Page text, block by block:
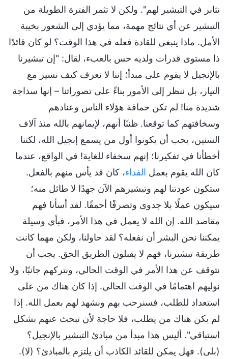
نثابر في التبشير لهم". ولكن لا تثمر الفترة الطويلة من
التبشير عن أي نتائج مهمة، مما يؤدي إلى الشعور بخيبة
الأمل. ماذا ينبغي للقادة فعله في هذا الوقت؟ لو كان قائدًا
ذا مستوى قدرات ولديه حس بالعبء، لقال: "إن تبشيرنا
بالإنجيل لا يقوم على مبدأ؛ إننا لا نعرف كيف نسير مع
التيار، بل ننظر إلى الأمور بناءً على تصوراتنا – إنها سذاجة
شديدة منا! لم تكن حماقة هؤلاء الناس وعنادهم
وسخافتهم كما توقعنا. ظننّا أنهم، لإيمانهم بالله منذ آلاف
السنين، يجب أن يكونوا أول من يسمع إنجيل الله، لكننا
أخطأنا في تفكيرنا؛ إنهم سخفاء للغاية! في الواقع، عندما
كان الله يقوم بعمل الفداء، كان قد يأس منهم بالفعل.
ستكون عودتنا لهم وتبشيرهم الآن جهدًا لا طائل منه؛
سيكون عملًا بلا جدوى وتصرفًا أحمقًا. لقد أسأنا فهم
مقاصد الله. إن الله لا يعمل في هذا الأمر، فبأي وسيلة
يمكننا نحن البشر أن نفعله؟ لقد حاولنا، ولكن مهما كانت
طريقة تبشيرنا، فهم لا يقبلون الطريق الحق. يجب أن
نتوقف عن هذا الأمر في الوقت الحالي، ونتركهم جانبًا، ولا
نوليهم اهتمامًا في الوقت الحالي. إذا كان هناك من على
استعداد للطلب، فسنرحب بهم ونشهد لهم بعمل الله. إذا
لم يكن هناك من يطلب، فلا حاجة لأن نبحث عنهم بشكل
استباقي". أليس هذا مبدأ من مبادئ التبشير بالإنجيل؟
(بلى). فهل يمكن للقائد الكاذب أن يلتزم بالمبادئ؟ (لا).